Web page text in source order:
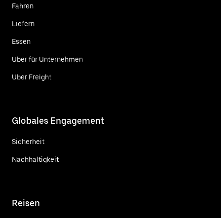
Fahren
Liefern
Essen
Uber für Unternehmen
Uber Freight
Globales Engagement
Sicherheit
Nachhaltigkeit
Reisen